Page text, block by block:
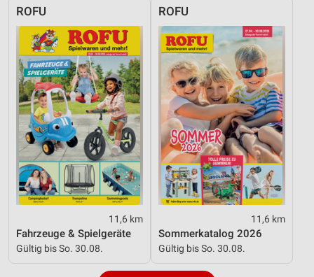
ROFU
11,6 km
Fahrzeuge & Spielgeräte
Gültig bis So. 30.08.
ROFU
11,6 km
Sommerkatalog 2026
Gültig bis So. 30.08.